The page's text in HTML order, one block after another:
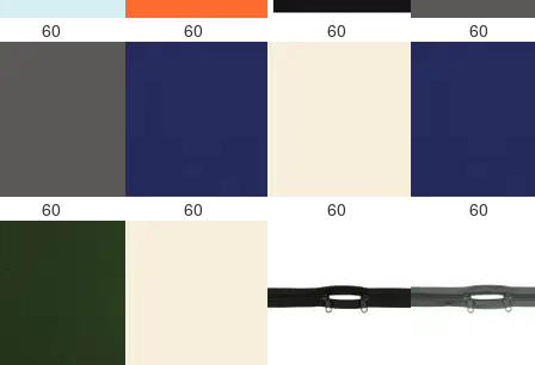
60 60 60 60
60 60 60 60